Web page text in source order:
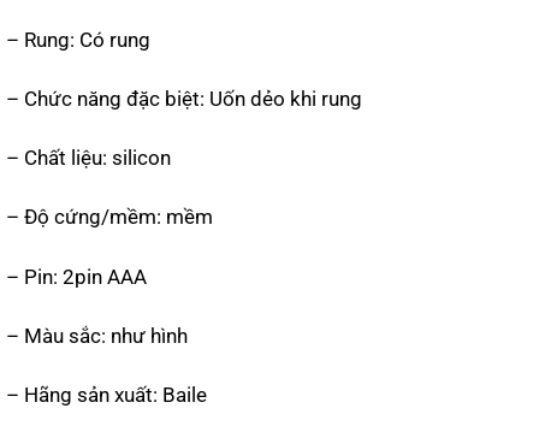
– Rung: Có rung
– Chức năng đặc biệt: Uốn dẻo khi rung
– Chất liệu: silicon
– Độ cứng/mềm: mềm
– Pin: 2pin AAA
– Màu sắc: như hình
– Hãng sản xuất: Baile